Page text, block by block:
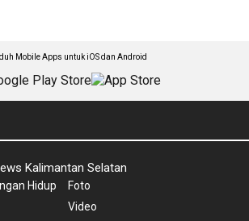
Mobile Apps untuk iOS dan Android
Kalimantan Selatan
Hidup
Foto
Video